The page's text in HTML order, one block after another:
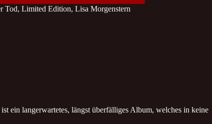
Tod, Limited Edition, Lisa Morgenstern
ein langerwartetes, längst überfälliges Album, welches in keine